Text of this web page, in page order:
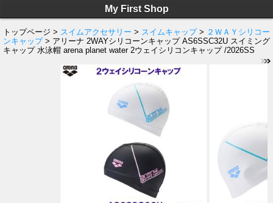
My First Shop
トップページ > スイムアクセサリー > スイムキャップ> ２ＷＡＹシリコー
ンキャップ> アリーナ 2WAYシリコーンキャップ AS6SSC32U スイミング
キャップ 水泳帽 arena planet water 2ウェイシリコンキャップ /2026SS